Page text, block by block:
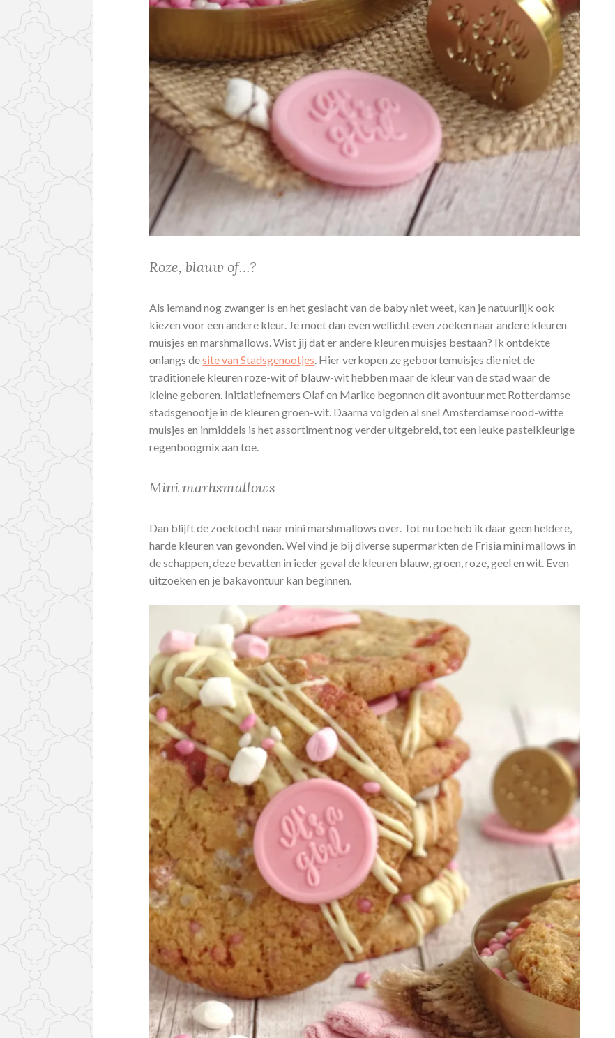
Roze, blauw of…?
Als iemand nog zwanger is en het geslacht van de baby niet weet, kan je natuurlijk ook
kiezen voor een andere kleur. Je moet dan even wellicht even zoeken naar andere kleuren
muisjes en marshmallows. Wist jij dat er andere kleuren muisjes bestaan? Ik ontdekte
onlangs desite van Stadsgenootjes. Hier verkopen ze geboortemuisjes die niet de
traditionele kleuren roze-wit of blauw-wit hebben maar de kleur van de stad waar de
kleine geboren. Initiatiefnemers Olaf en Marike begonnen dit avontuur met Rotterdamse
stadsgenootje in de kleuren groen-wit. Daarna volgden al snel Amsterdamse rood-witte
muisjes en inmiddels is het assortiment nog verder uitgebreid, tot een leuke pastelkleurige
regenboogmix aan toe.
Mini marhsmallows
Dan blijft de zoektocht naar mini marshmallows over. Tot nu toe heb ik daar geen heldere,
harde kleuren van gevonden. Wel vind je bij diverse supermarkten de Frisia mini mallows in
de schappen, deze bevatten in ieder geval de kleuren blauw, groen, roze, geel en wit. Even
uitzoeken en je bakavontuur kan beginnen.